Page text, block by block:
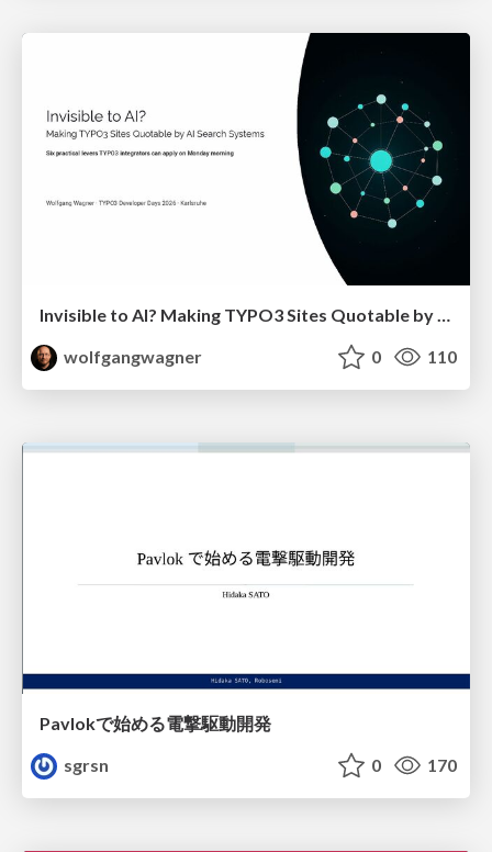
wolfgangwagner
0 110
Pavlokで始める電撃駆動開発
sgrsn
0 170